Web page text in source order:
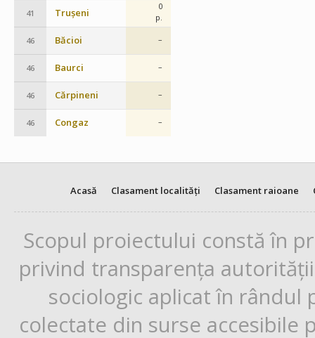
41 Trușeni
0
p.
46 Băcioi –
46 Baurci –
46 Cărpineni –
46 Congaz –
Acasă Clasament localități Clasament raioane
Scopul proiectului constă în
privind transparența
sociologic aplicat în rândul
colectate din surse